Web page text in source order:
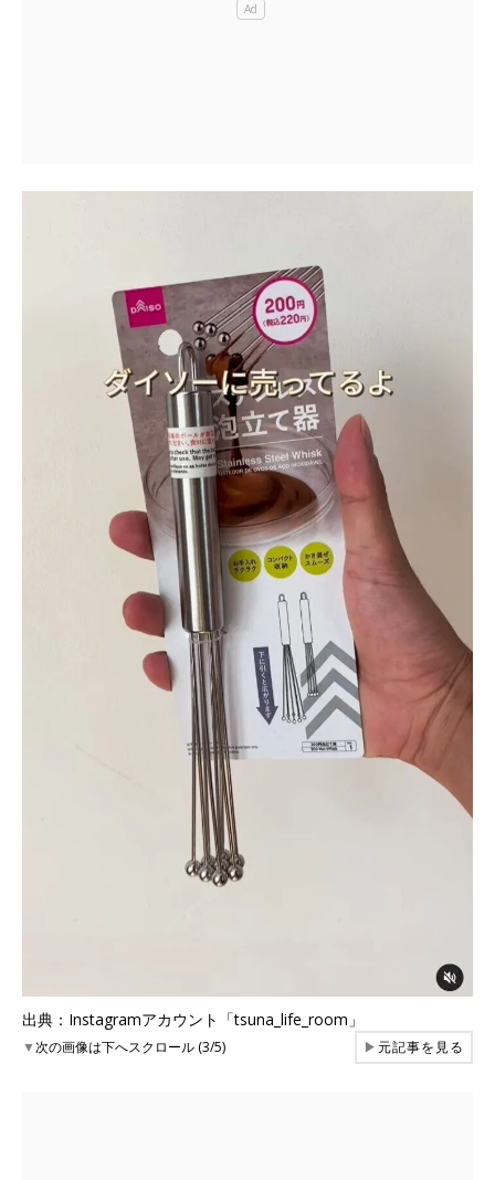
出典：Instagramアカウント「tsuna_life_room」
▼次の画像は下へスクロール (3/5) ▶元記事を見る